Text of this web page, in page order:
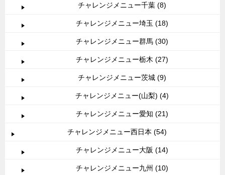
チャレンジメニュー千葉 (8)
チャレンジメニュー埼玉 (18)
チャレンジメニュー群馬 (30)
チャレンジメニュー栃木 (27)
チャレンジメニュー茨城 (9)
チャレンジメニュー(山梨) (4)
チャレンジメニュー愛知 (21)
チャレンジメニュー西日本 (54)
チャレンジメニュー大阪 (14)
チャレンジメニュー九州 (10)